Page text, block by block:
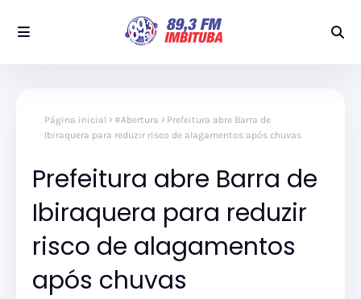
Página inicial #Abertura
Prefeitura abre Barra de
Ibiraquera para reduzir risco de alagamentos após chuvas
Prefeitura abre Barra de
Ibiraquera para reduzir
risco de alagamentos
após chuvas